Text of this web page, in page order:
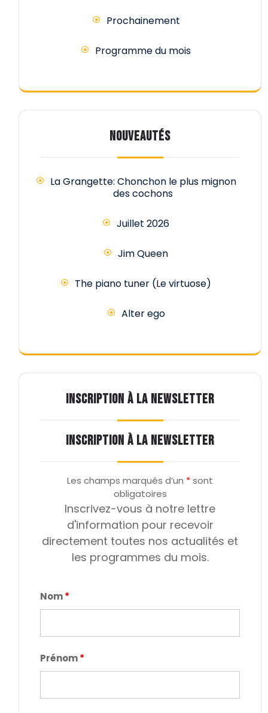
Prochainement
Programme du mois
NOUVEAUTÉS
La Grangette: Chonchon le plus mignon
des cochons
Juillet 2026
Jim Queen
The piano tuner (Le virtuose)
Alter ego
INSCRIPTION À LA NEWSLETTER
INSCRIPTION À LA NEWSLETTER
Les champs marqués d’un *sont
obligatoires
Inscrivez-vous à notre lettre
d'information pour recevoir
directement toutes nos actualités et
les programmes du mois.
Nom*
Prénom*